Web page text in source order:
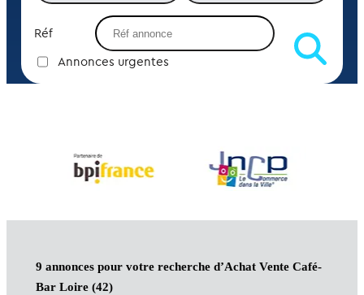
Réf
Annonces urgentes
9 annonces pour votre recherche d’Achat Vente Café-
Bar Loire (42)